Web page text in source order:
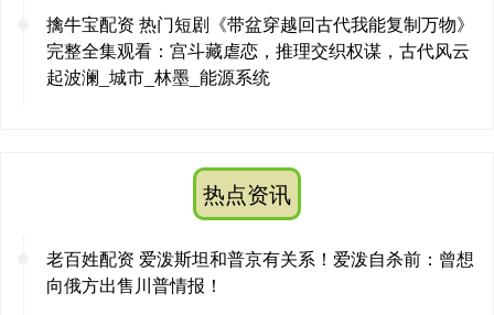
擒牛宝配资 热门短剧《带盆穿越回古代我能复制万物》
完整全集观看：宫斗藏虐恋，推理交织权谋，古代风云
起波澜_城市_林墨_能源系统
热点资讯
老百姓配资 爱泼斯坦和普京有关系！爱泼自杀前：曾想
向俄方出售川普情报！